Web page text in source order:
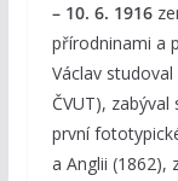
– 10. 6. 1916
přírodninami a
Václav
ČVUT),
první
a Anglii (1862),